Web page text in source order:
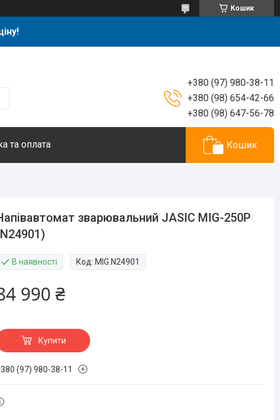
Кошик
+380 (97) 980-38-11
+380 (98) 654-42-66
+380 (98) 647-56-78
та оплата Кошик
зварювальний JASIC MIG-250P
В наявності Код: MIG.N24901
990 ₴
Купити
(97) 980-38-11